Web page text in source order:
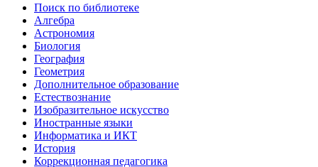
Поиск по библиотеке
Алгебра
Астрономия
Биология
География
Геометрия
Дополнительное образование
Естествознание
Изобразительное искусство
Иностранные языки
Информатика и ИКТ
История
Коррекционная педагогика